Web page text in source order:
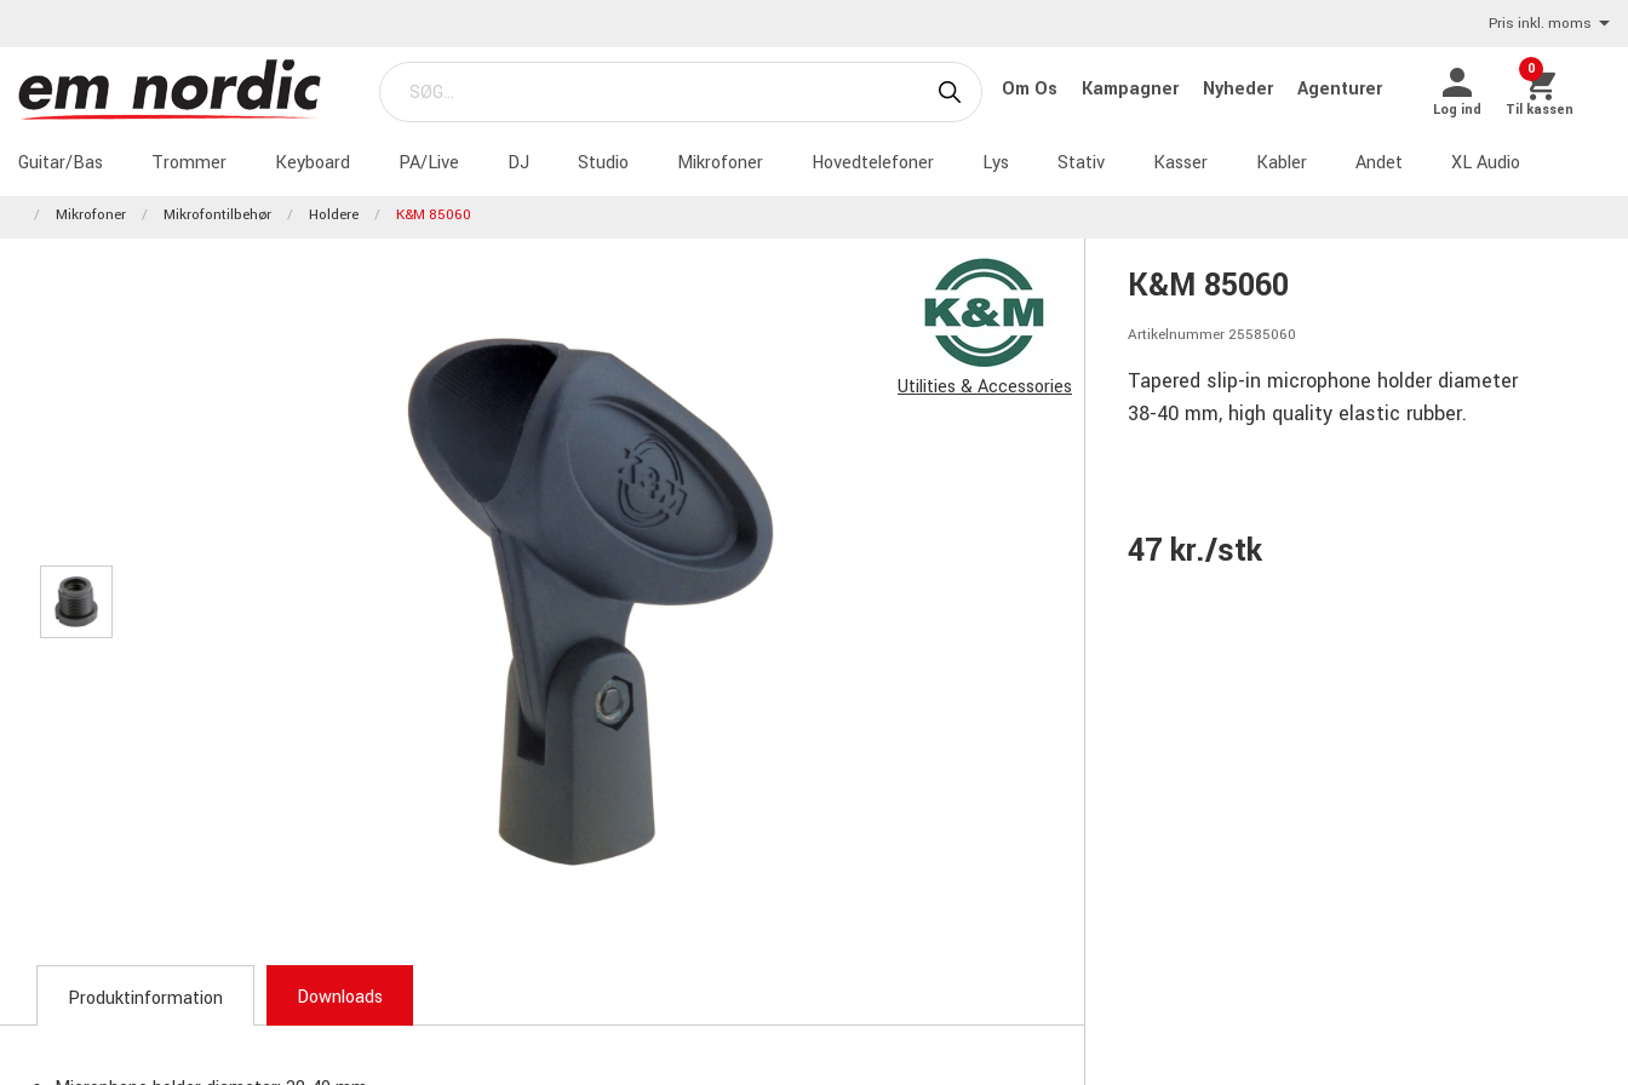
Pris inkl. moms
Om Os Kampagner Nyheder Agenturer
Log ind
0
Til kassen
Guitar/Bas Trommer Keyboard PA/Live DJ Studio Mikrofoner Hovedtelefoner Lys Stativ Kasser Kabler Andet XL Audio
Mikrofoner Mikrofontilbehør Holdere K&M 85060
Utilities & Accessories
K&M 85060
Artikelnummer 25585060
Tapered slip-in microphone holder diameter
38-40 mm, high quality elastic rubber.
47 kr./stk
Produktinformation Downloads